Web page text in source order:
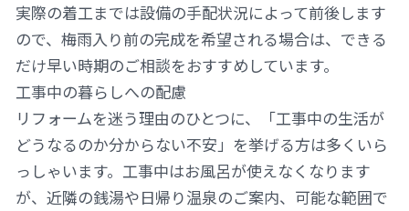
実際の着工までは設備の手配状況によって前後します
ので、梅雨入り前の完成を希望される場合は、できる
だけ早い時期のご相談をおすすめしています。
工事中の暮らしへの配慮
リフォームを迷う理由のひとつに、「工事中の生活が
どうなるのか分からない不安」を挙げる方は多くいら
っしゃいます。工事中はお風呂が使えなくなります
が、近隣の銭湯や日帰り温泉のご案内、可能な範囲で